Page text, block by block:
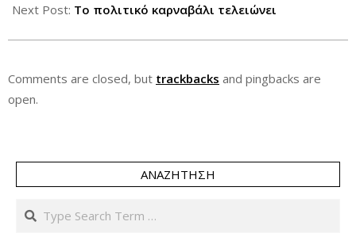
Next Post: Το πολιτικό καρναβάλι τελειώνει
Comments are closed, but trackbacks and pingbacks are
open.
ΑΝΑΖΉΤΗΣΗ
Search